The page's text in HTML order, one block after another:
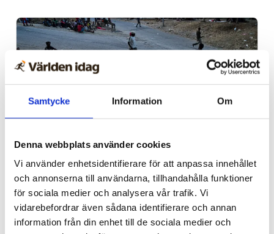
Samtycke Information Om
Denna webbplats använder cookies
Vi använder enhetsidentifierare för att anpassa innehållet
och annonserna till användarna, tillhandahålla funktioner
för sociala medier och analysera vår trafik. Vi
vidarebefordrar även sådana identifierare och annan
information från din enhet till de sociala medier och
Spanien/Marocko
Uppgifter: Tusentals
migranter kvar i Ceuta